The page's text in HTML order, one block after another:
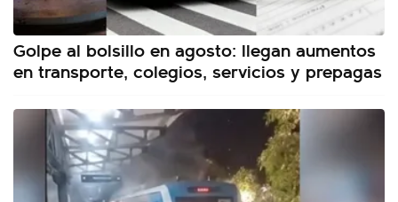
Golpe al bolsillo en agosto: llegan aumentos
en transporte, colegios, servicios y prepagas